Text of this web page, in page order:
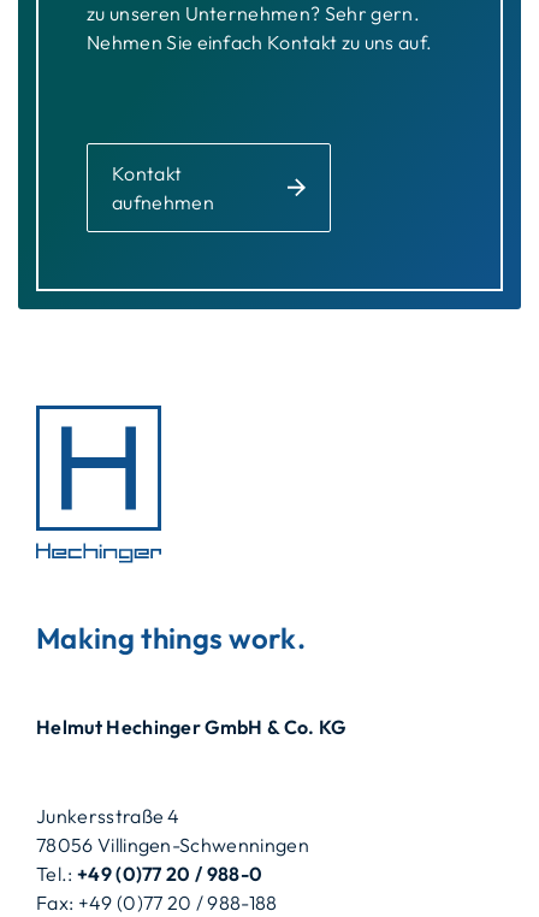
zu unseren Unternehmen? Sehr gern.
Nehmen Sie einfach Kontakt zu uns auf.
Kontakt
aufnehmen
Making things work.
Helmut Hechinger GmbH & Co. KG
Junkersstraße 4
78056 Villingen-Schwenningen
Tel.: +49 (0)77 20 / 988-0
Fax: +49 (0)77 20 / 988-188